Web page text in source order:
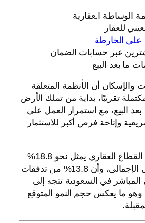
الوساطة العقارية
للعقار
على الخارطة
عبر حسابات الضمان
ما بعد البيع
والإسكان أن الأنظمة المتعلقة
تقريبًا، بداية من تملك الأرض
البيع، مع استمرار العمل على
وإتاحة فرص أكبر للاستثمار
كما أشار إلى أن القطاع العقاري يمثل نحو 18.8%
من الناتج المحلي الإجمالي، وأن 13.8% من تدفقات
المباشر في السعودية تتجه إلى
وهو ما يعكس حجم النمو المتوقع